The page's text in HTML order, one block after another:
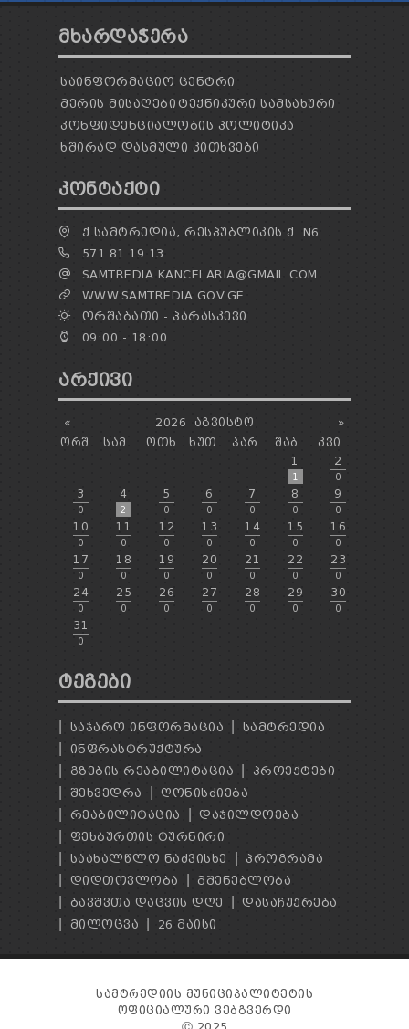
ᲛᲮᲐᲠᲓᲐᲭᲔᲠᲐ
ᲡᲐᲘᲜᲤᲝᲠᲛᲐᲪᲘᲝ ᲪᲔᲜᲢᲠᲘ
ᲛᲔᲠᲘᲡ ᲛᲘᲡᲐᲦᲔᲑᲘᲢᲔᲥᲜᲘᲙᲣᲠᲘ ᲡᲐᲛᲡᲐᲮᲣᲠᲘ
ᲙᲝᲜᲤᲘᲓᲔᲜᲪᲘᲐᲚᲝᲑᲘᲡ ᲞᲝᲚᲘᲢᲘᲙᲐ
ᲮᲨᲘᲠᲐᲓ ᲓᲐᲡᲛᲣᲚᲘ ᲙᲘᲗᲮᲕᲔᲑᲘ
ᲙᲝᲜᲢᲐᲥᲢᲘ
Ქ.ᲡᲐᲛᲢᲠᲔᲓᲘᲐ, ᲠᲔᲡᲞᲣᲑᲚᲘᲙᲘᲡ Ქ. N6
571 81 19 13
SAMTREDIA.KANCELARIA@GMAIL.COM
WWW.SAMTREDIA.GOV.GE
ᲝᲠᲨᲐᲑᲐᲗᲘ - ᲞᲐᲠᲐᲡᲙᲔᲕᲘ
09:00 - 18:00
ᲐᲠᲥᲘᲕᲘ
« »
2026
ᲐᲒᲕᲘᲡᲢᲝ
ᲝᲠᲨ
ᲡᲐᲛ ᲝᲗᲮ ᲮᲣᲗ ᲞᲐᲠ ᲨᲐᲑ
ᲙᲕᲘ
1
1
2
0
3
0
4
2
5
0
6
0
7
0
8
0
9
0
10
0
11
0
12
0
13
0
14
0
15
0
16
0
17
0
18
0
19
0
20
0
21
0
22
0
23
0
24
0
25
0
26
0
27
0
28
0
29
0
30
0
31
0
ᲢᲔᲒᲔᲑᲘ
ᲡᲐᲯᲐᲠᲝ ᲘᲜᲤᲝᲠᲛᲐᲪᲘᲐ
ᲡᲐᲛᲢᲠᲔᲓᲘᲐ
ᲘᲜᲤᲠᲐᲡᲢᲠᲣᲥᲢᲣᲠᲐ
ᲒᲖᲔᲑᲘᲡ ᲠᲔᲐᲑᲘᲚᲘᲢᲐᲪᲘᲐ
ᲞᲠᲝᲔᲥᲢᲔᲑᲘ
ᲨᲔᲮᲕᲔᲓᲠᲐ
ᲦᲝᲜᲘᲡᲫᲘᲔᲑᲐ
ᲠᲔᲐᲑᲘᲚᲘᲢᲐᲪᲘᲐ
ᲓᲐᲯᲘᲚᲓᲝᲔᲑᲐ
ᲤᲔᲮᲑᲣᲠᲗᲘᲡ ᲢᲣᲠᲜᲘᲠᲘ
ᲡᲐᲐᲮᲐᲚᲬᲚᲝ ᲜᲐᲫᲕᲘᲡᲮᲔ
ᲞᲠᲝᲒᲠᲐᲛᲐ
ᲓᲘᲓᲗᲝᲕᲚᲝᲑᲐ
ᲛᲨᲔᲜᲔᲑᲚᲝᲑᲐ
ᲑᲐᲕᲨᲕᲗᲐ ᲓᲐᲪᲕᲘᲡ ᲓᲦᲔ
ᲓᲐᲡᲐᲩᲣᲥᲠᲔᲑᲐ
ᲛᲘᲚᲝᲪᲕᲐ
26 ᲛᲐᲘᲡᲘ
ᲡᲐᲛᲢᲠᲔᲓᲘᲘᲡ ᲛᲣᲜᲘᲪᲘᲞᲐᲚᲘᲢᲔᲢᲘᲡ
ᲝᲤᲘᲪᲘᲐᲚᲣᲠᲘ ᲕᲔᲑᲒᲕᲔᲠᲓᲘ